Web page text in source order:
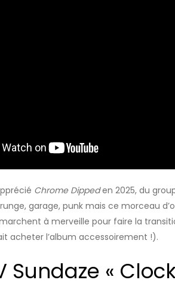
Chrome Dippeden 2025, du
garage, punk mais ce morceau
à merveille pour faire la
acheter l’album accessoirement !).
Sundaze «